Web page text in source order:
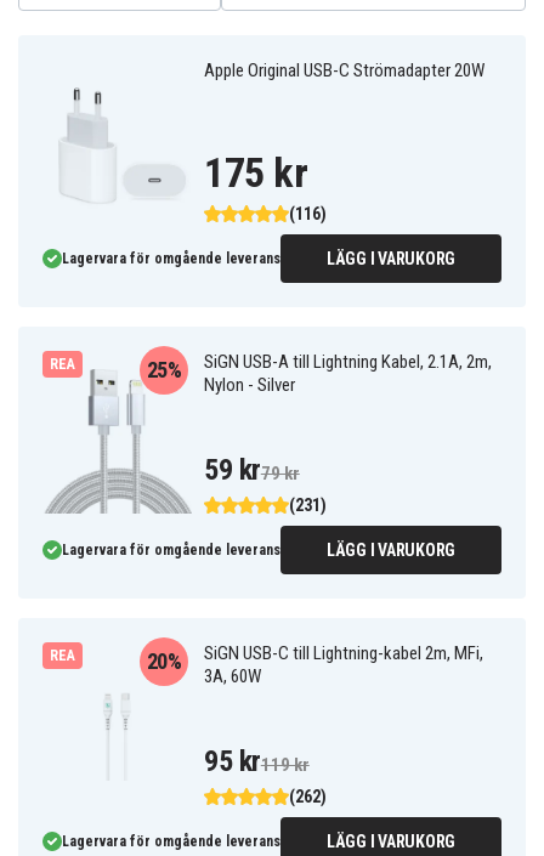
Apple Original USB-C Strömadapter 20W
(116)
175 kr
Lagervara för omgående leverans LÄGG I VARUKORG
REA
SiGN USB-A till Lightning Kabel, 2.1A, 2m,
Nylon - Silver
(231)
25%
59 kr79 kr
Lagervara för omgående leverans LÄGG I VARUKORG
REA
SiGN USB-C till Lightning-kabel 2m, MFi,
3A, 60W
(262)
20%
95 kr119 kr
Lagervara för omgående leverans LÄGG I VARUKORG